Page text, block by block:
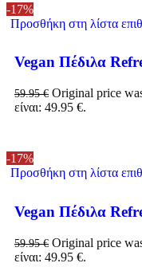
-17%
Προσθήκη στη λίστα
Vegan Πέδιλα
59.95€ Original price
είναι: 49.95 €.
-17%
Προσθήκη στη λίστα
Vegan Πέδιλα
59.95€ Original price
είναι: 49.95 €.